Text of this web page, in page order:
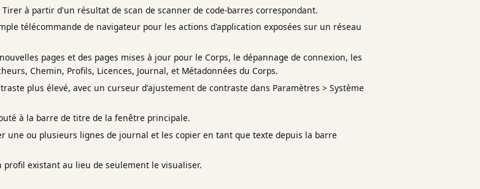
à partir d'un résultat de scan de scanner de code-barres correspondant.
télécommande de navigateur pour les actions d'application exposées sur un réseau
pages et des pages mises à jour pour le Corps, le dépannage de connexion, les
Chemin, Profils, Licences, Journal, et Métadonnées du Corps.
plus élevé, avec un curseur d'ajustement de contraste dans Paramètres > Système
à la barre de titre de la fenêtre principale.
une ou plusieurs lignes de journal et les copier en tant que texte depuis la barre
existant au lieu de seulement le visualiser.